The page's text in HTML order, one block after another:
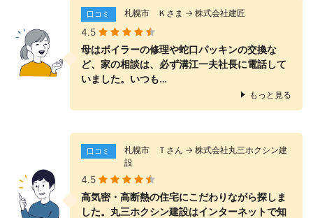
口コミ 札幌市 Ｋさま → 株式会社建匠
4.5
母はボイラーの修理や蛇口パッキンの交換な
ど、家の相談は、必ず溝江一夫社長に電話して
いました。いつも…
もっと見る
口コミ
札幌市 Ｔさん → 株式会社丸三ホクシン建
設
4.5
高気密・高断熱の住宅にこだわりながら探しま
した。丸三ホクシン建設はインターネットで知